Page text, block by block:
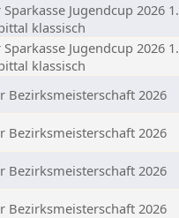
Jugendcup 2026 1.
klassisch
Jugendcup 2026 1.
klassisch
Bezirksmeisterschaft 2026
Bezirksmeisterschaft 2026
Bezirksmeisterschaft 2026
Bezirksmeisterschaft 2026